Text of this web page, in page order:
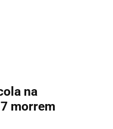
na
morrem